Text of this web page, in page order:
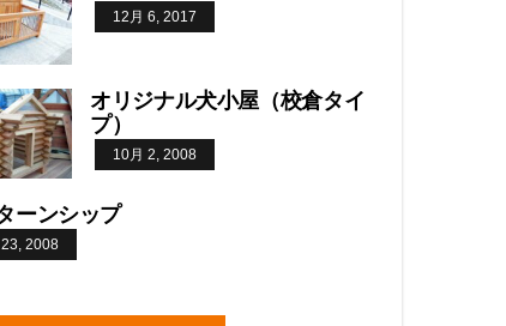
12月 6, 2017
オリジナル犬小屋（校倉タイ
プ）
10月 2, 2008
ーンシップ
2008